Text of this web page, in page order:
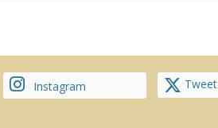
Instagram Tweet